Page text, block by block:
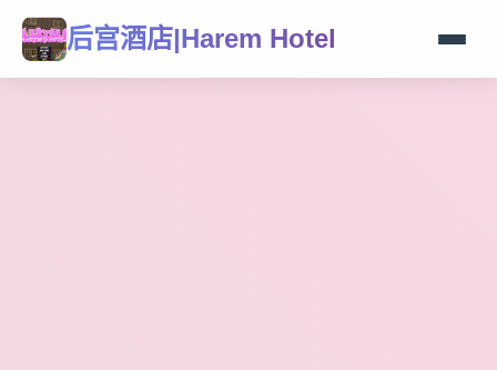
后宫酒店|Harem Hotel